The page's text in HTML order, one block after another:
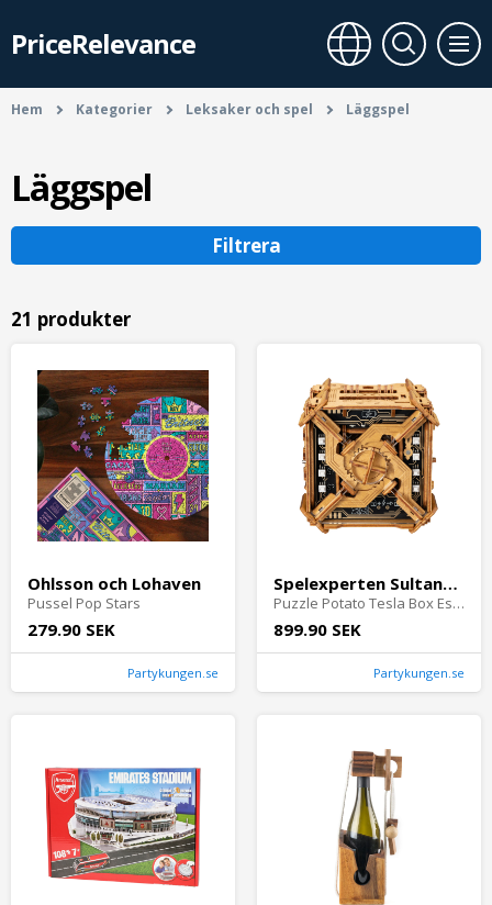
PriceRelevance
Hem Kategorier Leksaker och spel Läggspel
Läggspel
Filtrera
21 produkter
Ohlsson och Lohaven
Pussel Pop Stars
279.90 SEK
Partykungen.se
Spelexperten Sultana AB
Puzzle Potato Tesla Box Escape Room
899.90 SEK
Partykungen.se